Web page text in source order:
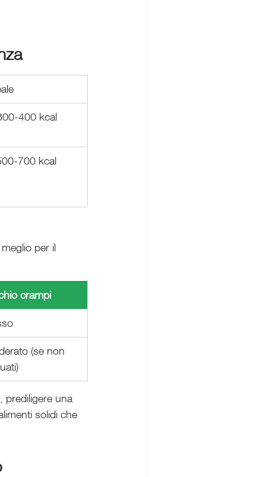
400 kcal
700 kcal
per il
crampi
(se non
prediligere una
solidi che